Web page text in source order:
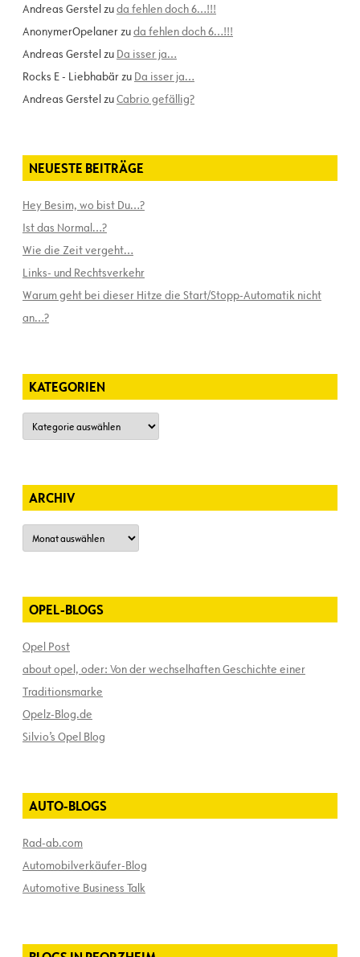
Andreas Gerstelzuda fehlen doch 6…!!!
AnonymerOpelanerzuda fehlen doch 6…!!!
Andreas Gerstelzu Da isser ja…
Rocks E - Liebhabärzu Da isser ja…
Andreas GerstelzuCabrio gefällig?
NEUESTE BEITRÄGE
Hey Besim, wo bist Du…?
Ist das Normal…?
Wie die Zeit vergeht…
Links- und Rechtsverkehr
Warum geht bei dieser Hitze die Start/Stopp-Automatik nicht
an…?
KATEGORIEN
Kategorien
ARCHIV
Archiv
OPEL-BLOGS
Opel Post
about opel, oder: Von der wechselhaften Geschichte einer
Traditionsmarke
Opelz-Blog.de
Silvio’s Opel Blog
AUTO-BLOGS
Rad-ab.com
Automobilverkäufer-Blog
Automotive Business Talk